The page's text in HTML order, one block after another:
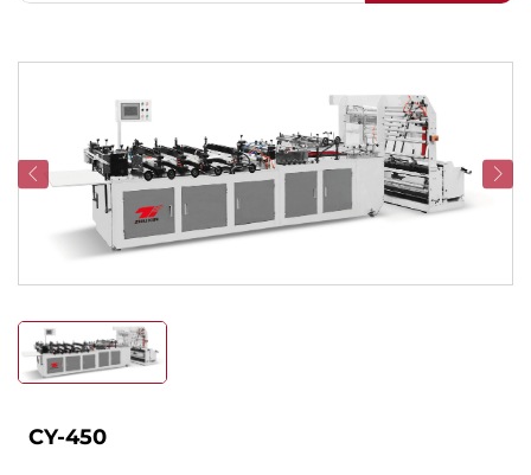
CY-450